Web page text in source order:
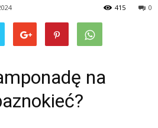
0
415
na